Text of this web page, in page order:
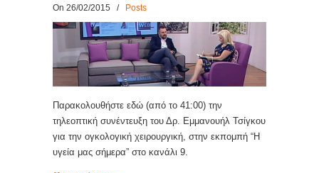
On 26/02/2015 / Posts
Παρακολουθήστε εδώ (από το 41:00) την
τηλεοπτική συνέντευξη του Δρ. Εμμανουήλ Τσίγκου
για την ογκολογική χειρουργική, στην εκπομπή “Η
υγεία μας σήμερα” στο κανάλι 9.